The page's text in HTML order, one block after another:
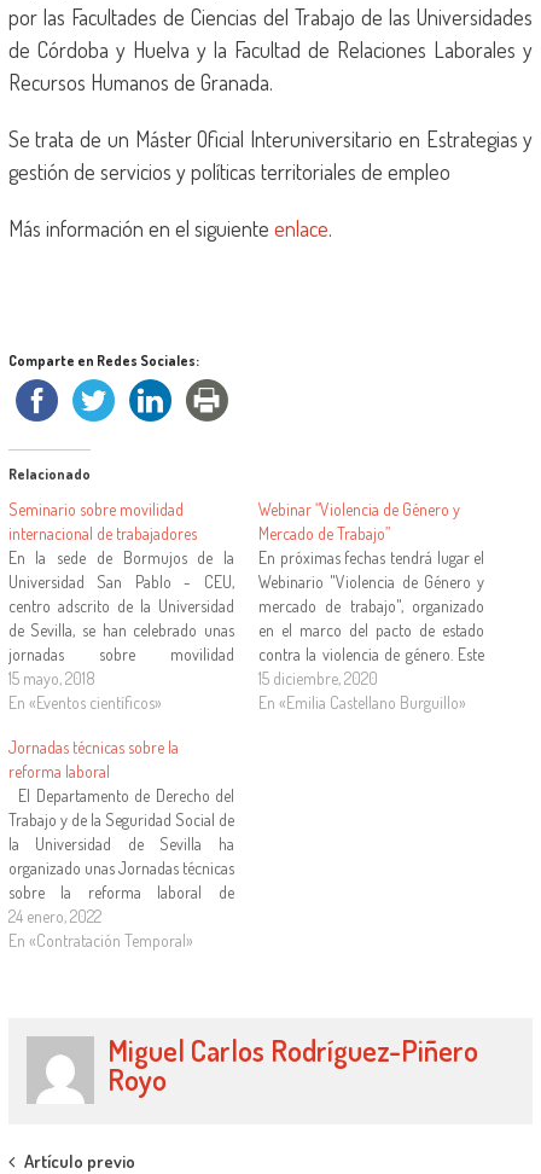
por las Facultades de Ciencias del Trabajo de las Universidades
de Córdoba y Huelva y la Facultad de Relaciones Laborales y
Recursos Humanos de Granada.
Se trata de un Máster Oficial Interuniversitario en Estrategias y
gestión de servicios y políticas territoriales de empleo
Más información en el siguiente enlace.
Comparte en Redes Sociales:
Relacionado
Seminario sobre movilidad
internacional de trabajadores
En la sede de Bormujos de la
Universidad San Pablo - CEU,
centro adscrito de la Universidad
de Sevilla, se han celebrado unas
jornadas sobre movilidad
internacional de trabajadores con
participación de un investigador de
DE LA JORNADA EMPRESARIAL
EXTERNALIZACIÓN Y
DESPLAZAMIENTO DE…
15 mayo, 2018
En «Eventos científicos»
Webinar “Violencia de Género y
Mercado de Trabajo”
En próximas fechas tendrá lugar el
Webinario "Violencia de Género y
mercado de trabajo", organizado
en el marco del pacto de estado
contra la violencia de género. Este
Pacto incluía una convocatoria de
proyectos de investigación, uno de
15 diciembre, 2020
En «Emilia Castellano Burguillo»
Jornadas técnicas sobre la
reforma laboral
El Departamento de Derecho del
Trabajo y de la Seguridad Social de
la Universidad de Sevilla ha
organizado unas Jornadas técnicas
sobre la reforma laboral de
diciembre de 2021, dirigidas a
profesionales de todo tipo
24 enero, 2022
En «Contratación Temporal»
Miguel Carlos Rodríguez-Piñero
Royo
Artículo previo